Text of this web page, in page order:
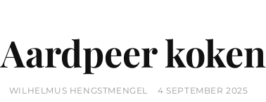
Aardpeer koken
BY
WILHELMUS HENGSTMENGEL
POSTED
4 SEPTEMBER 2025